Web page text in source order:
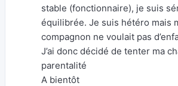
stable (fonctionnaire), je suis
équilibrée. Je suis hétéro mais
compagnon ne voulait pas
J’ai donc décidé de tenter ma
parentalité
A bientôt